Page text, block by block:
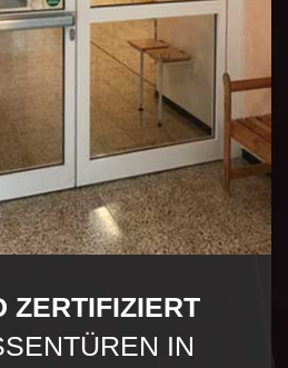
ZERTIFIZIERT
IN F